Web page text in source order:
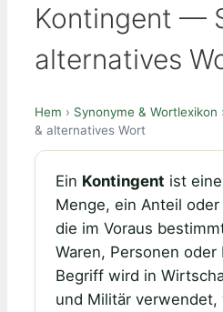
Kontingent —
alternatives
Hem › Synonyme & Wortlexikon
& alternatives Wort
Ein Kontingent ist
Menge, ein Anteil
die im Voraus
Waren, Personen
Begriff wird in
und Militär verwendet,